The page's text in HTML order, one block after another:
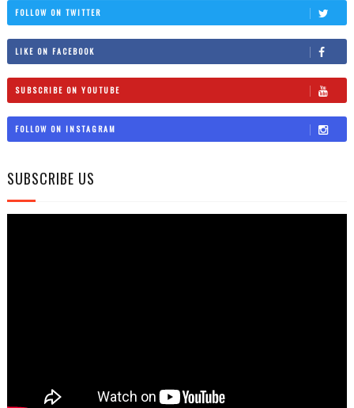
FOLLOW ON TWITTER
LIKE ON FACEBOOK
SUBSCRIBE ON YOUTUBE
FOLLOW ON INSTAGRAM
SUBSCRIBE US